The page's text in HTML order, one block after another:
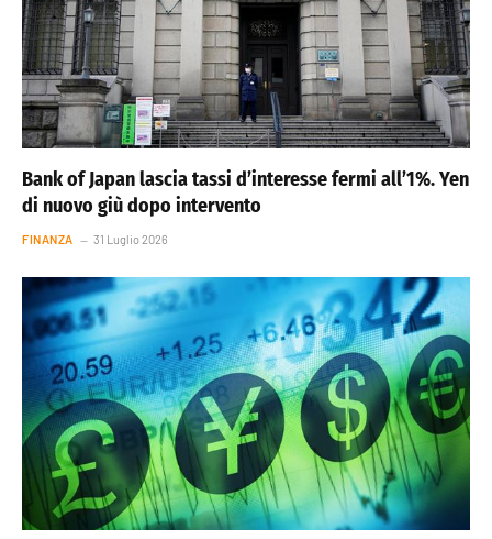
Bank of Japan lascia tassi d’interesse fermi all’1%. Yen
di nuovo giù dopo intervento
FINANZA 31 Luglio 2026